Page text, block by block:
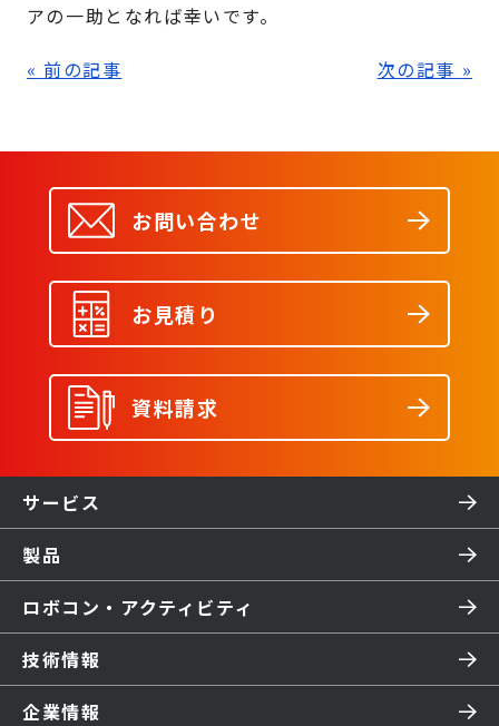
アの一助となれば幸いです。
« 前の記事
次の記事 »
お問い合わせ
お見積り
資料請求
サービス
製品
ロボコン・アクティビティ
技術情報
企業情報